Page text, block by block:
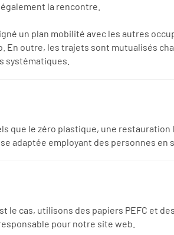
la rencontre.
un plan mobilité avec les autres
En outre, les trajets sont mutualisés
systématiques.
que le zéro plastique, une
adaptée employant des personnes en
le cas, utilisons des papiers PEFC et
pour notre site web.